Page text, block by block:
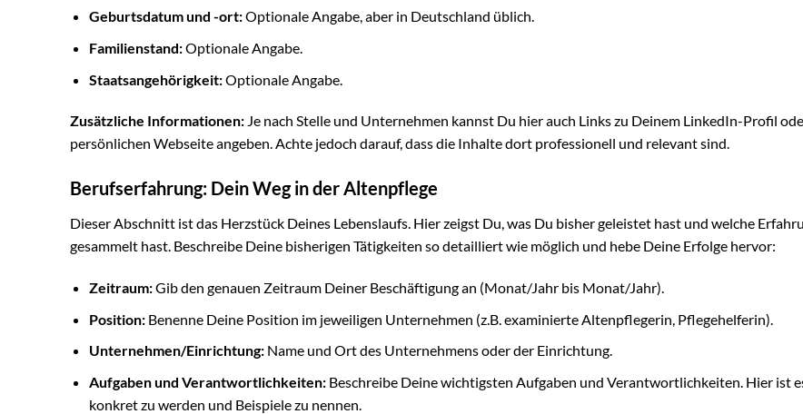
Geburtsdatum und -ort:Optionale Angabe, aber in Deutschland üblich.
Familienstand:Optionale Angabe.
Staatsangehörigkeit:Optionale Angabe.
Zusätzliche Informationen: Je nach Stelle und Unternehmen kannst Du hier auch Links zu Deinem LinkedIn-Profil
persönlichen Webseite angeben. Achte jedoch darauf, dass die Inhalte dort professionell und relevant sind.
Berufserfahrung: Dein Weg in der Altenpflege
Dieser Abschnitt ist das Herzstück Deines Lebenslaufs. Hier zeigst Du, was Du bisher geleistet hast und welche
gesammelt hast. Beschreibe Deine bisherigen Tätigkeiten so detailliert wie möglich und hebe Deine Erfolge hervor:
Zeitraum:Gib den genauen Zeitraum Deiner Beschäftigung an (Monat/Jahr bis Monat/Jahr).
Position:Benenne Deine Position im jeweiligen Unternehmen (z.B. examinierte Altenpflegerin, Pflegehelferin).
Unternehmen/Einrichtung:Name und Ort des Unternehmens oder der Einrichtung.
Aufgaben und Verantwortlichkeiten:Beschreibe Deine wichtigsten Aufgaben und Verantwortlichkeiten. Hier ist
konkret zu werden und Beispiele zu nennen.